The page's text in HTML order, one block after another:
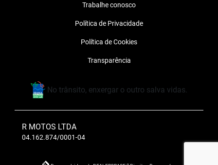
Trabalhe conosco
Política de Privacidade
Política de Cookies
Transparência
No trânsito, enxergar o outro salva vidas.
R MOTOS LTDA
04.162.874/0001-04